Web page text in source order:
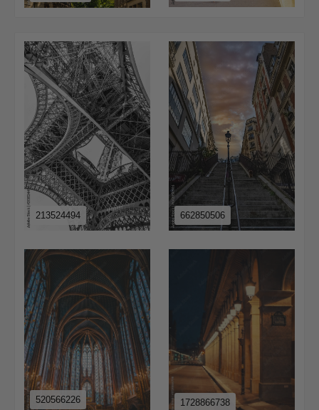
213524494 662850506
520566226 1728866738